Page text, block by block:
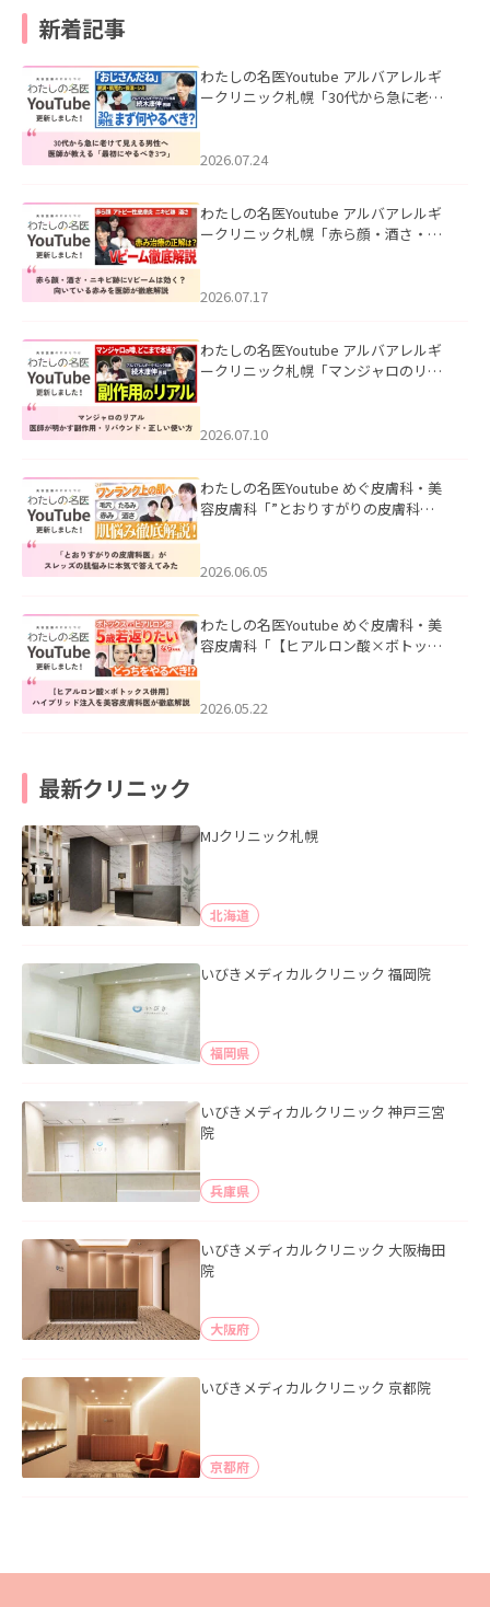
新着記事
わたしの名医Youtube アルバアレルギ
ークリニック札幌「30代から急に老け
た。
2026.07.24
わたしの名医Youtube アルバアレルギ
ークリニック札幌「赤ら顔・酒さ・ニ
した。
2026.07.17
わたしの名医Youtube アルバアレルギ
ークリニック札幌「マンジャロのリア
た。
2026.07.10
わたしの名医Youtube めぐ皮膚科・美
容皮膚科「”とおりすがりの皮膚科
2026.06.05
わたしの名医Youtube めぐ皮膚科・美
容皮膚科「【ヒアルロン酸×ボトック
た。
2026.05.22
最新クリニック
MJクリニック札幌
北海道
いびきメディカルクリニック 福岡院
福岡県
いびきメディカルクリニック 神戸三宮
院
兵庫県
いびきメディカルクリニック 大阪梅田
院
大阪府
いびきメディカルクリニック 京都院
京都府